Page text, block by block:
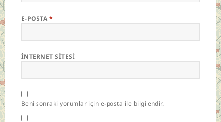
E-POSTA *
İNTERNET SITESI
Beni sonraki yorumlar için e-posta ile bilgilendir.